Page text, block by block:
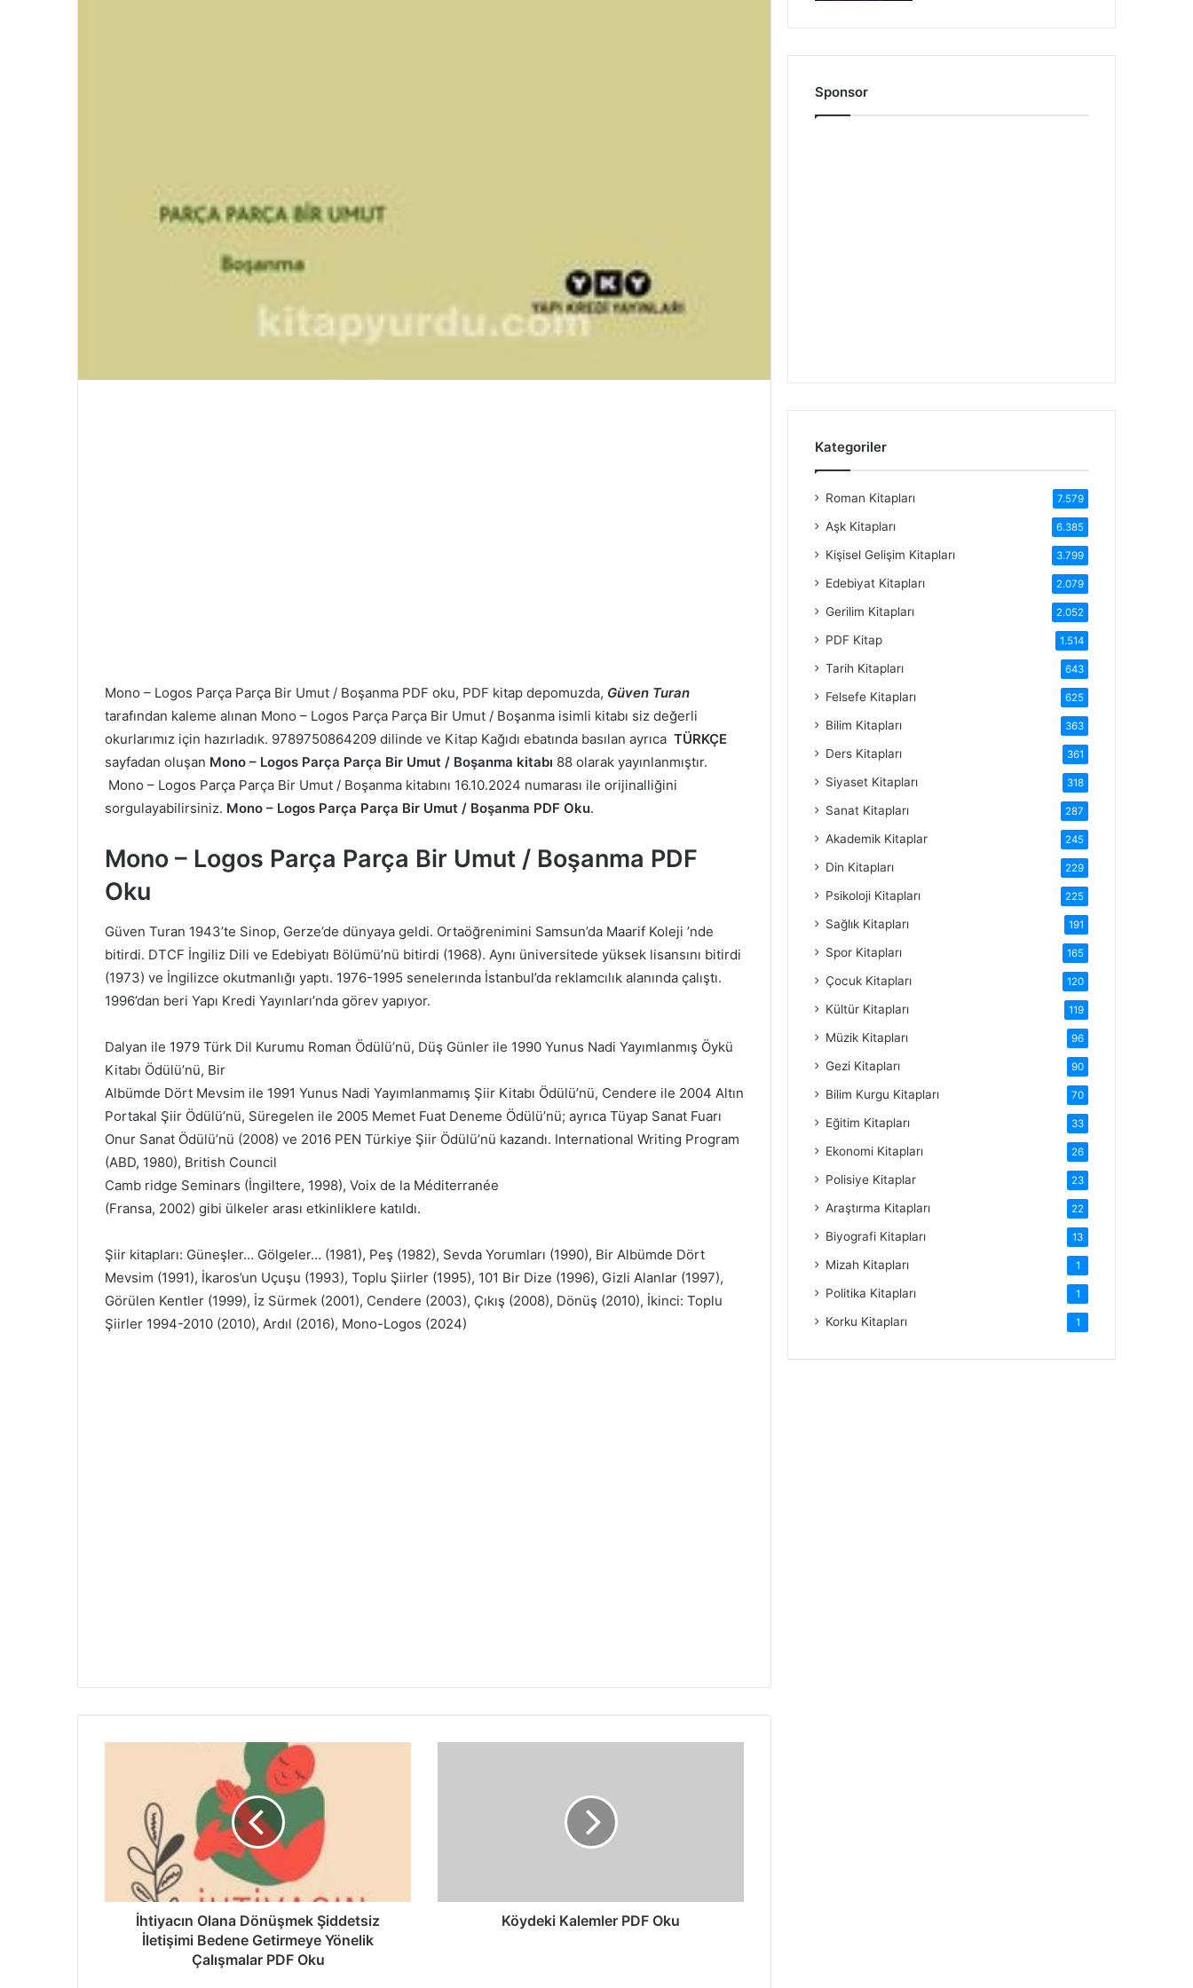
Mono – Logos Parça Parça Bir Umut / Boşanma PDF oku, PDF kitap depomuzda, Güven Turan
tarafından kaleme alınan Mono – Logos Parça Parça Bir Umut / Boşanma isimli kitabı siz değerli
okurlarımız için hazırladık. 9789750864209 dilinde ve Kitap Kağıdı ebatında basılan ayrıca TÜRKÇE
sayfadan oluşan Mono – Logos Parça Parça Bir Umut / Boşanma kitabı 88 olarak yayınlanmıştır.
Mono – Logos Parça Parça Bir Umut / Boşanma kitabını 16.10.2024 numarası ile orijinalliğini
sorgulayabilirsiniz. Mono – Logos Parça Parça Bir Umut / Boşanma PDF Oku.
Mono – Logos Parça Parça Bir Umut / Boşanma PDF
Oku
Güven Turan 1943’te Sinop, Gerze’de dünyaya geldi. Ortaöğrenimini Samsun’da Maarif Koleji ’nde
bitirdi. DTCF İngiliz Dili ve Edebiyatı Bölümü’nü bitirdi (1968). Aynı üniversitede yüksek lisansını bitirdi
(1973) ve İngilizce okutmanlığı yaptı. 1976-1995 senelerında İstanbul’da reklamcılık alanında çalıştı.
1996’dan beri Yapı Kredi Yayınları’nda görev yapıyor.
Dalyan ile 1979 Türk Dil Kurumu Roman Ödülü’nü, Düş Günler ile 1990 Yunus Nadi Yayımlanmış Öykü
Kitabı Ödülü’nü, Bir
Albümde Dört Mevsim ile 1991 Yunus Nadi Yayımlanmamış Şiir Kitabı Ödülü’nü, Cendere ile 2004 Altın
Portakal Şiir Ödülü’nü, Süregelen ile 2005 Memet Fuat Deneme Ödülü’nü; ayrıca Tüyap Sanat Fuarı
Onur Sanat Ödülü’nü (2008) ve 2016 PEN Türkiye Şiir Ödülü’nü kazandı. International Writing Program
(ABD, 1980), British Council
Camb ridge Seminars (İngiltere, 1998), Voix de la Méditerranée
(Fransa, 2002) gibi ülkeler arası etkinliklere katıldı.
Şiir kitapları: Güneşler… Gölgeler… (1981), Peş (1982), Sevda Yorumları (1990), Bir Albümde Dört
Mevsim (1991), İkaros’un Uçuşu (1993), Toplu Şiirler (1995), 101 Bir Dize (1996), Gizli Alanlar (1997),
Görülen Kentler (1999), İz Sürmek (2001), Cendere (2003), Çıkış (2008), Dönüş (2010), İkinci: Toplu
Şiirler 1994-2010 (2010), Ardıl (2016), Mono-Logos (2024)
İhtiyacın Olana Dönüşmek Şiddetsiz
İletişimi Bedene Getirmeye Yönelik
Çalışmalar PDF Oku
Köydeki Kalemler PDF Oku
Sponsor
Kategoriler
Roman Kitapları 7.579
Aşk Kitapları 6.385
Kişisel Gelişim Kitapları 3.799
Edebiyat Kitapları 2.079
Gerilim Kitapları 2.052
PDF Kitap 1.514
Tarih Kitapları 643
Felsefe Kitapları 625
Bilim Kitapları 363
Ders Kitapları 361
Siyaset Kitapları 318
Sanat Kitapları 287
Akademik Kitaplar 245
Din Kitapları 229
Psikoloji Kitapları 225
Sağlık Kitapları 191
Spor Kitapları 165
Çocuk Kitapları 120
Kültür Kitapları 119
Müzik Kitapları 96
Gezi Kitapları 90
Bilim Kurgu Kitapları 70
Eğitim Kitapları 33
Ekonomi Kitapları 26
Polisiye Kitaplar 23
Araştırma Kitapları 22
Biyografi Kitapları 13
Mizah Kitapları 1
Politika Kitapları 1
Korku Kitapları 1